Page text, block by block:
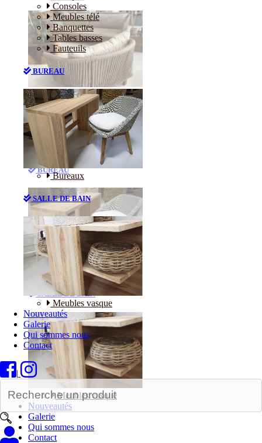
Consoles
Meubles télé
Banquettes
Tables basses
Fauteuils
BUREAU
Bureaux
SALLE DE BAIN
Meubles vasque
Nouveautés
Galerie
Qui sommes nous
Contact
|
Canapés
Consoles
Meubles télé
Banquettes
Tables basses
Fauteuils
BUREAU
Bureaux
SALLE DE BAIN
Meubles vasque
Nouveautés
Galerie
Qui sommes nous
Contact